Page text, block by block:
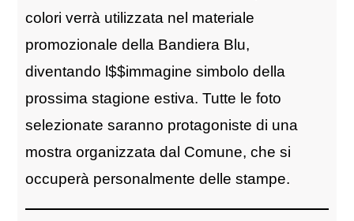
colori verrà utilizzata nel materiale
promozionale della Bandiera Blu,
diventando l$$immagine simbolo della
prossima stagione estiva. Tutte le foto
selezionate saranno protagoniste di una
mostra organizzata dal Comune, che si
occuperà personalmente delle stampe.